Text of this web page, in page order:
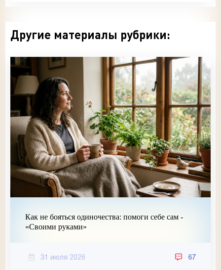
Другие материалы рубрики:
Как не бояться одиночества: помоги себе сам -
«Своими руками»
31 июля 2026 67